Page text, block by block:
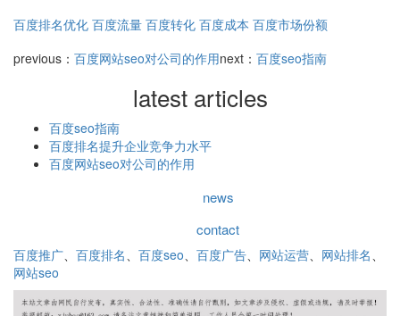
百度排名优化 百度流量 百度转化 百度成本 百度市场份额
previous： 百度网站seo对公司的作用next： 百度seo指南
latest articles
百度seo指南
百度排名提升企业竞争力水平
百度网站seo对公司的作用
news
contact
百度推广、 百度排名、 百度seo、 百度广告、 网站运营、 网站排名、
网站seo